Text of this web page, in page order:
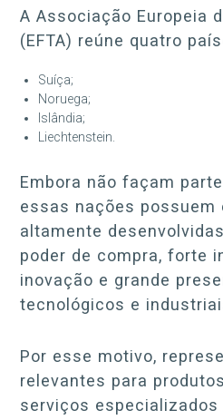
A Associação Europeia
(EFTA) reúne quatro
Suíça;
Noruega;
Islândia;
Liechtenstein.
Embora não façam
essas nações possuem
altamente
poder de compra, forte
inovação e grande
tecnológicos e
Por esse motivo,
relevantes para
serviços